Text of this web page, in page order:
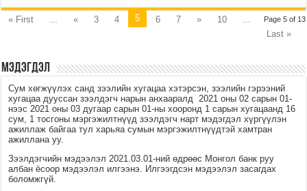
Page 5 of 13
« First « 3 4 5 6 7 » 10
Last »
МЭДЭГДЭЛ
Сум хөгжүүлэх санд зээлийн хугацаа хэтэрсэн, зээлийн гэрээний
хугацаа дууссан зээлдэгч нарын анхааралд 2021 оны 02 сарын 01-
нээс 2021 оны 03 дугаар сарын 01-ны хооронд 1 сарын хугацаанд 16
сум, 1 тосгоны мэргэжилтнүүд зээлдэгч нарт мэдэгдэл хүргүүлэн
ажиллаж байгаа тул харьяа сумын мэргэжилтнүүдтэй хамтран
ажиллана уу.
Зээлдэгчийн мэдээлэл 2021.03.01-ний өдрөөс Монгол банк руу
албан ёсоор мэдээлэл илгээнэ. Илгээгдсэн мэдээлэл засагдах
боломжгүй.